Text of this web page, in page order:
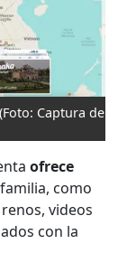
(Foto: Captura de
ofrece
como
videos
con la